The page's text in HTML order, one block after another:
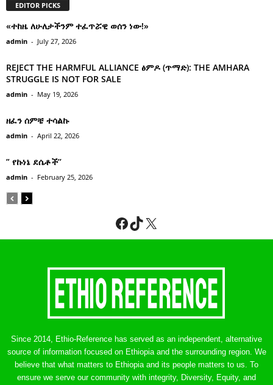
EDITOR PICKS
«ተከዜ ለሁለታችንም ተፈጥሯዊ ወሰን ነው!»
admin - July 27, 2026
REJECT THE HARMFUL ALLIANCE ፅምዶ (ጥማድ): THE AMHARA
STRUGGLE IS NOT FOR SALE
admin - May 19, 2026
ዘፈን ሰምቼ ተሳልኩ
admin - April 22, 2026
” የኩነኔ ደሴቶች’’
admin - February 25, 2026
Facebook
TikTok
X
Since 2014, Ethio-Reference has served as an independent, alternative
source of information focused on Ethiopia and the surrounding region. We
believe that what matters to Ethiopia and its people matters to us. To
ensure we serve our community with integrity, Diversity, Equity, and